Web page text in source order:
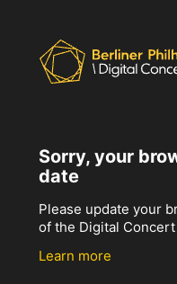
Sorry, your
date
Please update your
of the Digital Concert
Learn more